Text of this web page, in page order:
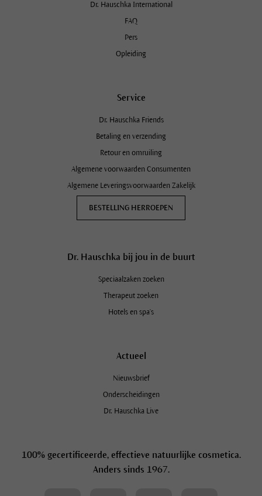
Dr. Hauschka International
FAQ
Pers
Opleiding
Service
Dr. Hauschka Friends
Betaling en verzending
Retour en omruiling
Algemene voorwaarden Consumenten
Algemene Leveringsvoorwaarden Zakelijk
BESTELLING HERROEPEN
Dr. Hauschka bij jou in de buurt
Speciaalzaken zoeken
Therapeut zoeken
Hotels en spa's
Actueel
Nieuwsbrief
Onderscheidingen
Dr. Hauschka Live
100% gecertificeerde, effectieve natuurlijke cosmetica.
Anders sinds 1967.